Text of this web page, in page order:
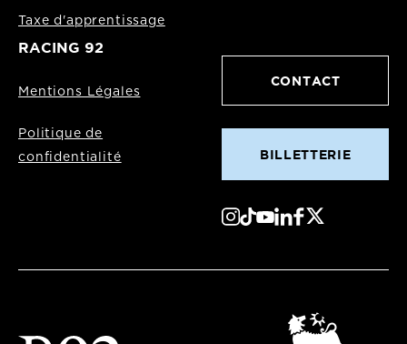
Taxe d'apprentissage
RACING 92
Mentions Légales
Politique de
confidentialité
CONTACT
BILLETTERIE